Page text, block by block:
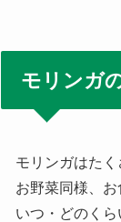
モリンガ
モリンガはた
お野菜同様、
いつ・どのくら